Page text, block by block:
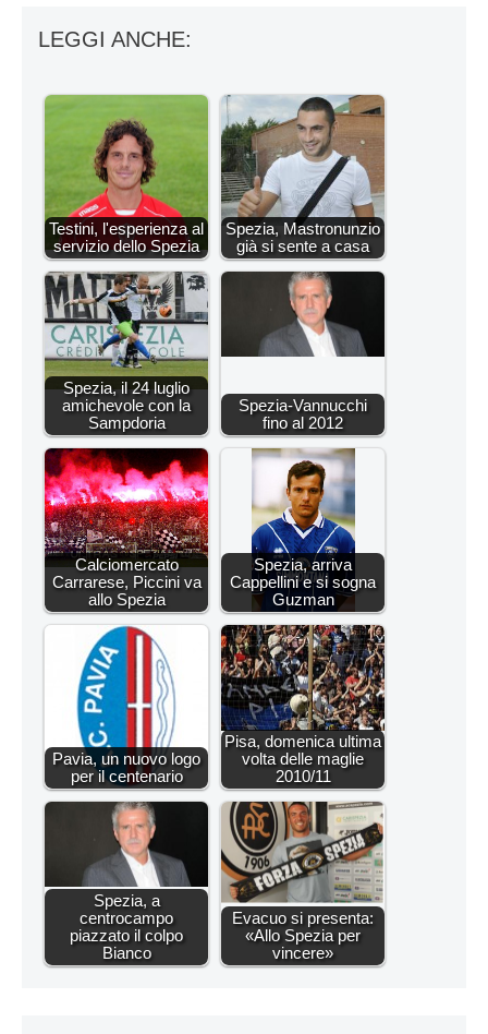
LEGGI ANCHE:
Testini, l'esperienza al
servizio dello Spezia
Spezia, Mastronunzio
già si sente a casa
Spezia, il 24 luglio
amichevole con la
Sampdoria
Spezia-Vannucchi
fino al 2012
Calciomercato
Carrarese, Piccini va
allo Spezia
Spezia, arriva
Cappellini e si sogna
Guzman
Pavia, un nuovo logo
per il centenario
Pisa, domenica ultima
volta delle maglie
2010/11
Spezia, a
centrocampo
piazzato il colpo
Bianco
Evacuo si presenta:
«Allo Spezia per
vincere»